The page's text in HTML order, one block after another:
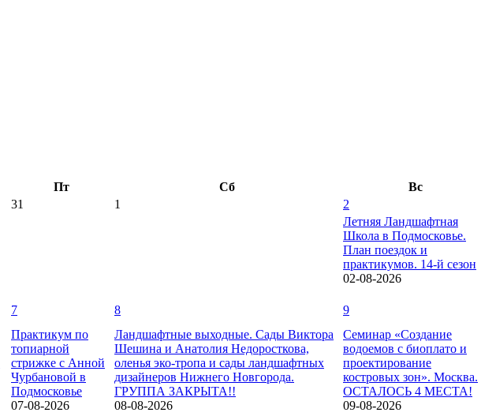
Пт Сб
Вс
31 1
2
Летняя Ландшафтная
Школа в Подмосковье.
План поездок и
практикумов. 14-й сезон
02-08-2026
7 8
9
Практикум по
топиарной
стрижке с Анной
Чурбановой в
Подмосковье
07-08-2026
Ландшафтные выходные. Сады Виктора
Шешина и Анатолия Недоросткова,
оленья эко-тропа и сады ландшафтных
дизайнеров Нижнего Новгорода.
ГРУППА ЗАКРЫТА!!
08-08-2026
Семинар «Создание
водоемов с биоплато и
проектирование
костровых зон». Москва.
ОСТАЛОСЬ 4 МЕСТА!
09-08-2026